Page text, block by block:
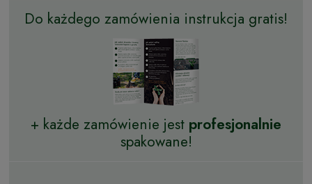
Do każdego zamówienia instrukcja gratis!
+ każde zamówienie jest profesjonalnie
spakowane!